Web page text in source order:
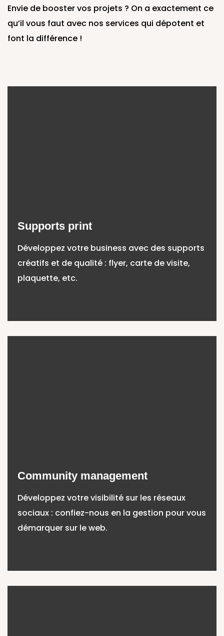
Envie de booster vos projets ? On a exactement ce
qu’il vous faut avec nos services qui dépotent et
font la différence !
Supports print
Développez votre business avec des supports
créatifs et de qualité : flyer, carte de visite,
plaquette, etc.
Community management
Développez votre visibilité sur les réseaux
sociaux : confiez-nous en la gestion pour vous
démarquer sur le web.